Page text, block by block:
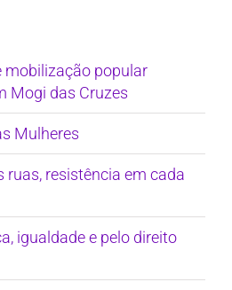
mobilização popular
Mogi das Cruzes
Mulheres
ruas, resistência em cada
igualdade e pelo direito